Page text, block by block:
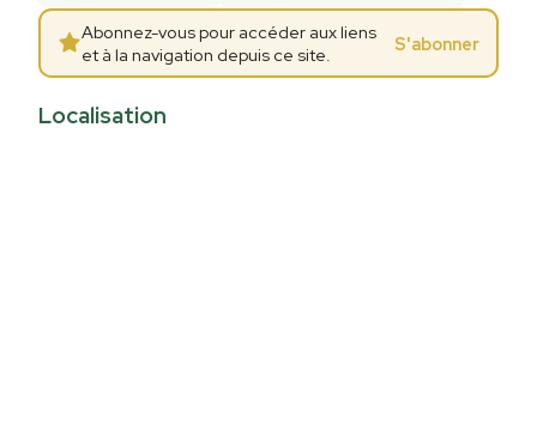
Abonnez-vous pour accéder aux liens
et à la navigation depuis ce site.
S'abonner
Localisation